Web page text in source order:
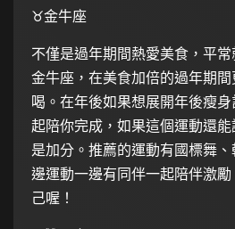
♉️金牛座
不僅是過年期間熱愛美食，平
金牛座，在美食加倍的過年期
喝。在年後如果想展開年後瘦
起陪你完成，如果這個運動還
是加分。推薦的運動有國標舞
邊運動一邊有同伴一起陪伴激
己喔！